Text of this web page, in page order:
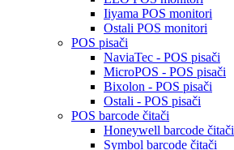
Iiyama POS monitori
Ostali POS monitori
POS pisači
NaviaTec - POS pisači
MicroPOS - POS pisači
Bixolon - POS pisači
Ostali - POS pisači
POS barcode čitači
Honeywell barcode čitači
Symbol barcode čitači